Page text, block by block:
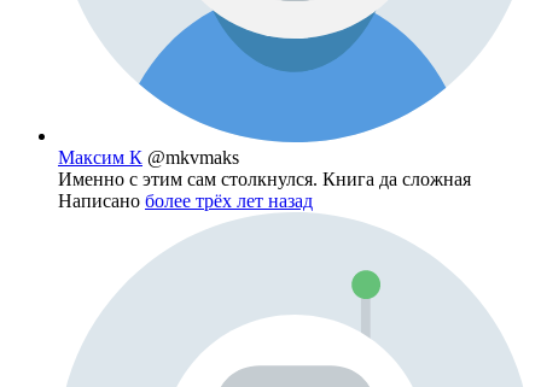
Максим К @mkvmaks
Именно с этим сам столкнулся. Книга да сложная
Написано более трёх лет назад